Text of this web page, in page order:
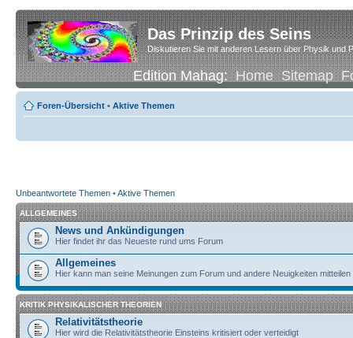
Das Prinzip des Seins
Diskutieren Sie mit anderen Lesern über Physik und
Edition Mahag:Home Sitemap
Foren-Übersicht • Aktive Themen
Unbeantwortete Themen •Aktive Themen
ALLGEMEINES
News und Ankündigungen
Hier findet ihr das Neueste rund ums Forum
Allgemeines
Hier kann man seine Meinungen zum Forum und andere Neuigkeiten mitteilen
KRITIK PHYSIKALISCHER THEORIEN
Relativitätstheorie
Hier wird die Relativitätstheorie Einsteins kritisiert oder verteidigt